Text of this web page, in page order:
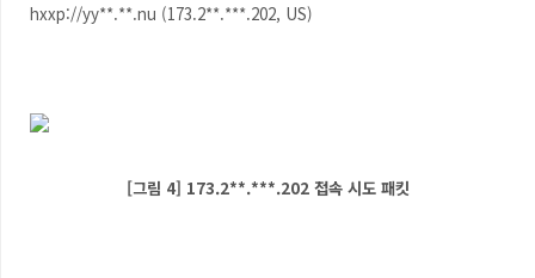
hxxp://yy**.**.nu (173.2**.***.202, US)
[그림 4] 173.2**.***.202 접속 시도 패킷